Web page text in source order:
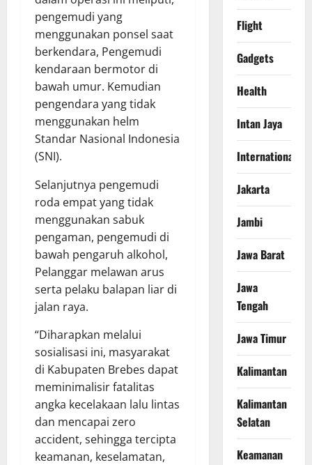
pengemudi yang
menggunakan ponsel saat
berkendara, Pengemudi
kendaraan bermotor di
bawah umur. Kemudian
pengendara yang tidak
menggunakan helm
Standar Nasional Indonesia
(SNI).
Selanjutnya pengemudi
roda empat yang tidak
menggunakan sabuk
pengaman, pengemudi di
bawah pengaruh alkohol,
Pelanggar melawan arus
serta pelaku balapan liar di
jalan raya.
“Diharapkan melalui
sosialisasi ini, masyarakat
di Kabupaten Brebes dapat
meminimalisir fatalitas
angka kecelakaan lalu lintas
dan mencapai zero
accident, sehingga tercipta
keamanan, keselamatan,
Flight
Gadgets
Health
Intan Jaya
International
Jakarta
Jambi
Jawa Barat
Jawa
Tengah
Jawa Timur
Kalimantan
Kalimantan
Selatan
Keamanan